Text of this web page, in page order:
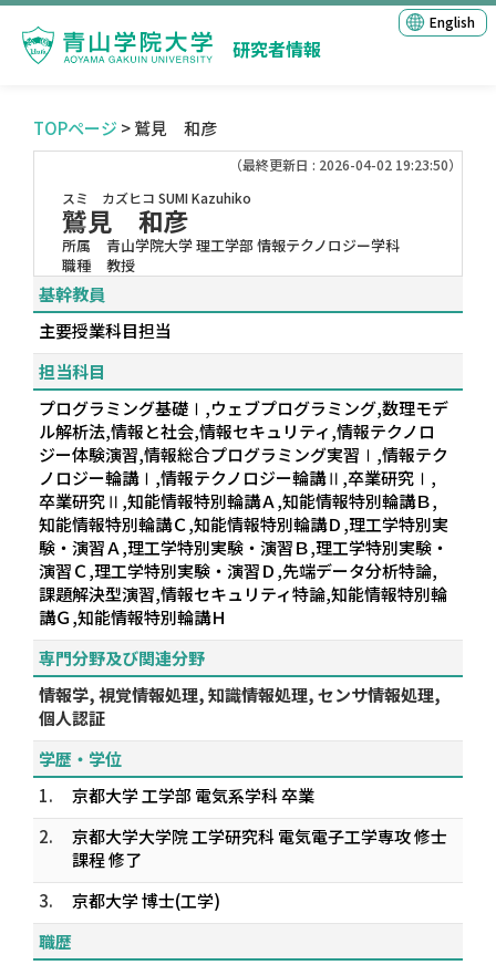
研究者情報
English
TOPページ > 鷲見 和彦
（最終更新日 : 2026-04-02 19:23:50）
スミ カズヒコ SUMI Kazuhiko
鷲見 和彦
所属
青山学院大学 理工学部 情報テクノロジー学科
職種
教授
基幹教員
主要授業科目担当
担当科目
プログラミング基礎Ⅰ,ウェブプログラミング,数理モデ
ル解析法,情報と社会,情報セキュリティ,情報テクノロ
ジー体験演習,情報総合プログラミング実習Ⅰ,情報テク
ノロジー輪講Ⅰ,情報テクノロジー輪講Ⅱ,卒業研究Ⅰ,
卒業研究Ⅱ,知能情報特別輪講Ａ,知能情報特別輪講Ｂ,
知能情報特別輪講Ｃ,知能情報特別輪講Ｄ,理工学特別実
験・演習Ａ,理工学特別実験・演習Ｂ,理工学特別実験・
演習Ｃ,理工学特別実験・演習Ｄ,先端データ分析特論,
課題解決型演習,情報セキュリティ特論,知能情報特別輪
講Ｇ,知能情報特別輪講Ｈ
専門分野及び関連分野
情報学, 視覚情報処理, 知識情報処理, センサ情報処理,
個人認証
学歴・学位
1.
京都大学 工学部 電気系学科 卒業
2.
京都大学大学院 工学研究科 電気電子工学専攻 修士
課程 修了
3.
京都大学 博士(工学)
職歴